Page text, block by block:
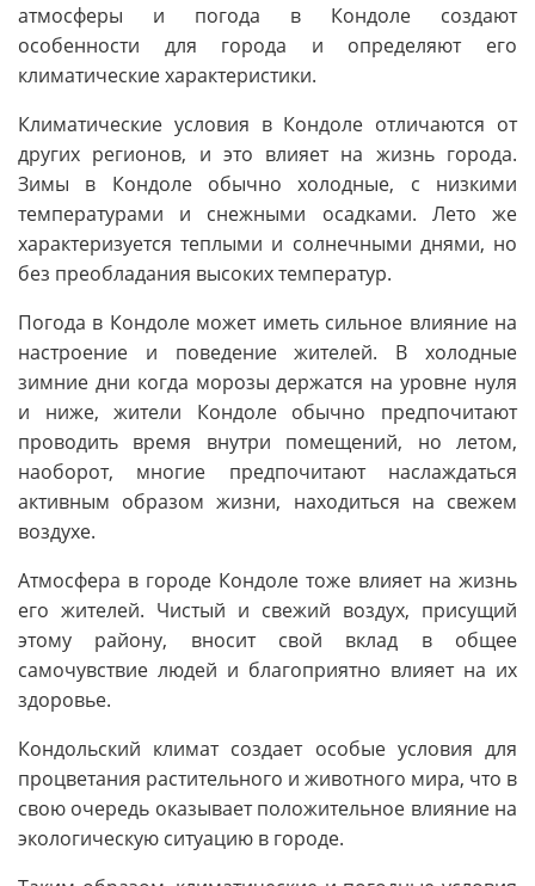
атмосферы и погода в Кондоле создают
особенности для города и определяют его
климатические характеристики.
Климатические условия в Кондоле отличаются от
других регионов, и это влияет на жизнь города.
Зимы в Кондоле обычно холодные, с низкими
температурами и снежными осадками. Лето же
характеризуется теплыми и солнечными днями, но
без преобладания высоких температур.
Погода в Кондоле может иметь сильное влияние на
настроение и поведение жителей. В холодные
зимние дни когда морозы держатся на уровне нуля
и ниже, жители Кондоле обычно предпочитают
проводить время внутри помещений, но летом,
наоборот, многие предпочитают наслаждаться
активным образом жизни, находиться на свежем
воздухе.
Атмосфера в городе Кондоле тоже влияет на жизнь
его жителей. Чистый и свежий воздух, присущий
этому району, вносит свой вклад в общее
самочувствие людей и благоприятно влияет на их
здоровье.
Кондольский климат создает особые условия для
процветания растительного и животного мира, что в
свою очередь оказывает положительное влияние на
экологическую ситуацию в городе.